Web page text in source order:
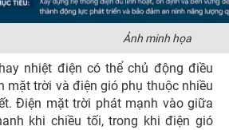
Ảnh minh họa
nhiệt điện có thể chủ động điều
mặt trời và điện gió phụ thuộc nhiều
Điện mặt trời phát mạnh vào giữa
khi chiều tối, trong khi điện gió